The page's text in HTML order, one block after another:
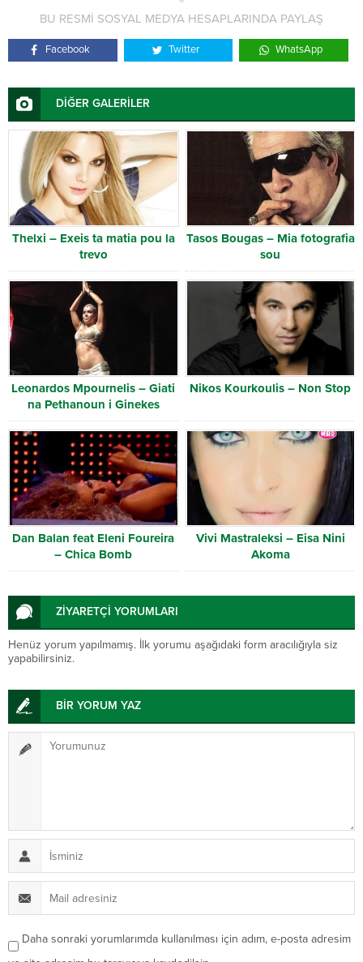
BU RESMİ SOSYAL MEDYA HESAPLARINDA PAYLAŞ
Facebook Twitter WhatsApp
DİĞER GALERİLER
Thelxi – Exeis ta matia pou la
trevo
Tasos Bougas – Mia fotografia
sou
Leonardos Mpournelis – Giati
na Pethanoun i Ginekes
Nikos Kourkoulis – Non Stop
Dan Balan feat Eleni Foureira
– Chica Bomb
Vivi Mastraleksi – Eisa Nini
Akoma
ZİYARETÇİ YORUMLARI
Henüz yorum yapılmamış. İlk yorumu aşağıdaki form aracılığıyla siz
yapabilirsiniz.
BİR YORUM YAZ
Daha sonraki yorumlarımda kullanılması için adım, e-posta adresim